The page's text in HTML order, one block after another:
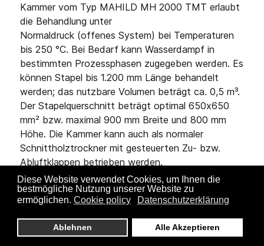
Diese Website verwendet Cookies, um Ihnen die
bestmögliche Nutzung unserer Website zu
ermöglichen. Cookie policy Datenschutzerklärung
Ablehnen Alle Akzeptieren
Kammer vom Typ MAHILD MH 2000 TMT erlaubt
die Behandlung unter
Normaldruck (offenes System) bei Temperaturen
bis 250 °C. Bei Bedarf kann Wasserdampf in
bestimmten Prozessphasen zugegeben werden. Es
können Stapel bis 1.200 mm Länge behandelt
werden; das nutzbare Volumen beträgt ca. 0,5 m³.
Der Stapelquerschnitt beträgt optimal 650x650
mm² bzw. maximal 900 mm Breite und 800 mm
Höhe. Die Kammer kann auch als normaler
Schnittholztrockner mit gesteuerten Zu- bzw.
Abluftklappen betrieben werden.
Mit einem am IHD entwickelten Verfahren
(Patentanmeldung DE 10 2009 047 137 A1)
können flächige und schüttfähige Materialien, wie
Werkstoffplatten, Lamellen, Furniere, Späne oder